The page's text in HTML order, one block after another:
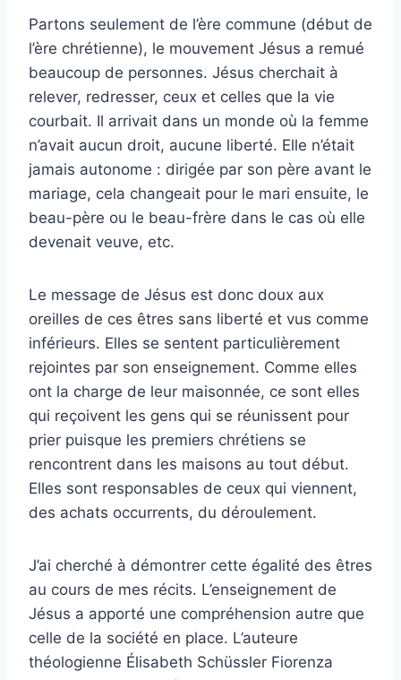
Partons seulement de l’ère commune (début de
l’ère chrétienne), le mouvement Jésus a remué
beaucoup de personnes. Jésus cherchait à
relever, redresser, ceux et celles que la vie
courbait. Il arrivait dans un monde où la femme
n’avait aucun droit, aucune liberté. Elle n’était
jamais autonome : dirigée par son père avant le
mariage, cela changeait pour le mari ensuite, le
beau-père ou le beau-frère dans le cas où elle
devenait veuve, etc.
Le message de Jésus est donc doux aux
oreilles de ces êtres sans liberté et vus comme
inférieurs. Elles se sentent particulièrement
rejointes par son enseignement. Comme elles
ont la charge de leur maisonnée, ce sont elles
qui reçoivent les gens qui se réunissent pour
prier puisque les premiers chrétiens se
rencontrent dans les maisons au tout début.
Elles sont responsables de ceux qui viennent,
des achats occurrents, du déroulement.
J’ai cherché à démontrer cette égalité des êtres
au cours de mes récits. L’enseignement de
Jésus a apporté une compréhension autre que
celle de la société en place. L’auteure
théologienne Élisabeth Schüssler Fiorenza